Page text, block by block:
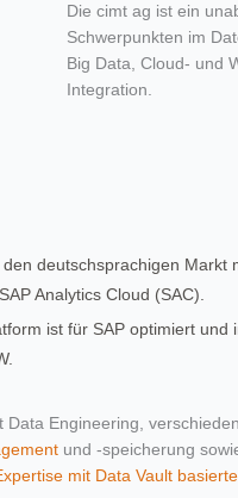
Die cimt ag ist ein
Schwerpunkten im
Big Data, Cloud- und
Integration.
deutschsprachigen Markt
Analytics Cloud (SAC).
ist für SAP optimiert
Engineering,
und -speicherung
mit Data Vault